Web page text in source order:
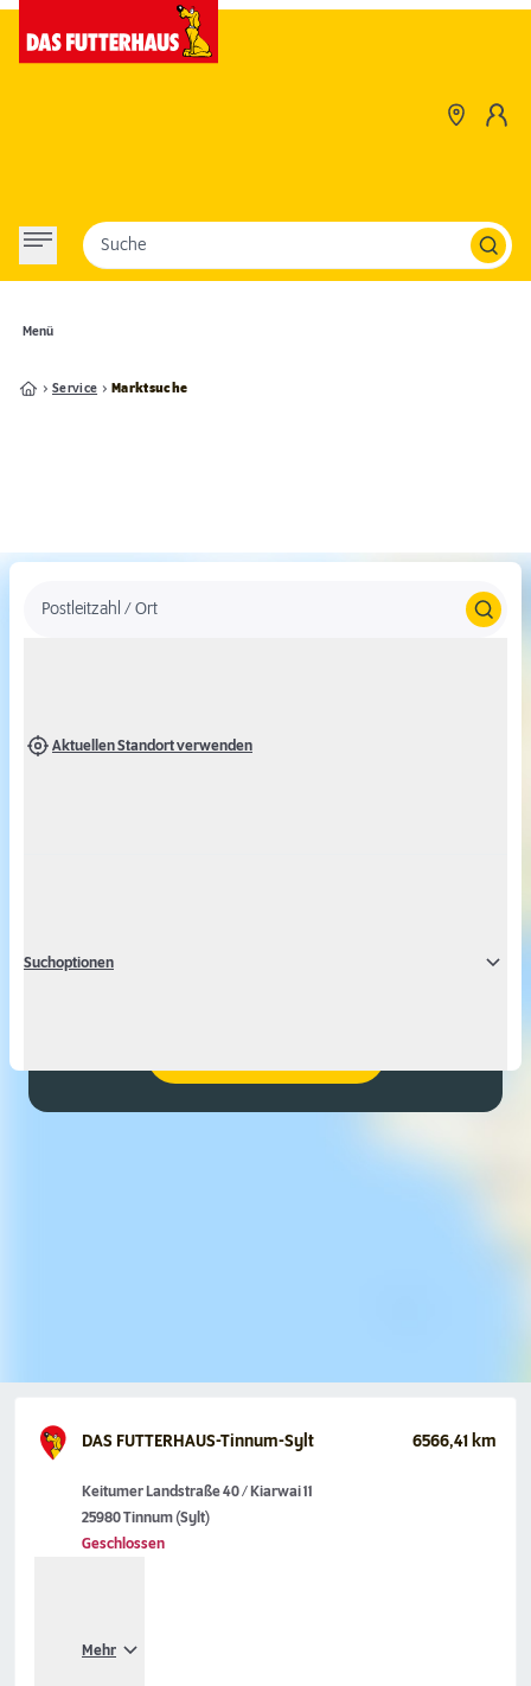
Menü
Suche
Service Marktsuche
Alternativ können Sie auch ohne Google Maps eine Ergebnisliste
Postleitzahl / Ort
Aktuellen Standort verwenden
Suchoptionen
DAS FUTTERHAUS-Tinnum-Sylt 6566,41 km
Keitumer Landstraße 40 / Kiarwai 11
25980 Tinnum (Sylt)
Geschlossen
Mehr